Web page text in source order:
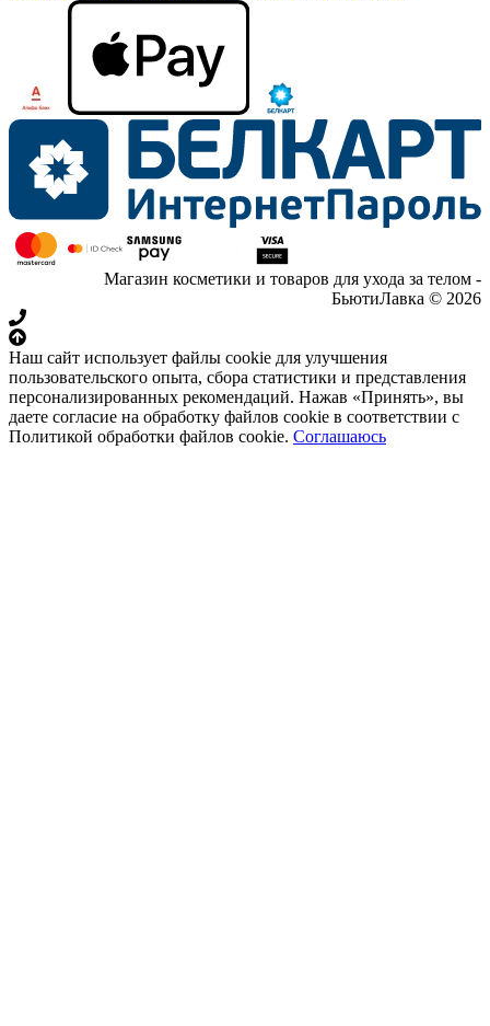
Магазин косметики и товаров для ухода за телом -
БьютиЛавка © 2026
Наш сайт использует файлы cookie для улучшения
пользовательского опыта, сбора статистики и представления
персонализированных рекомендаций. Нажав «Принять», вы
даете согласие на обработку файлов cookie в соответствии с
Политикой обработки файлов cookie. Соглашаюсь